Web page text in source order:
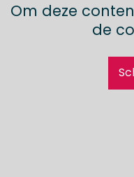
Om deze
de